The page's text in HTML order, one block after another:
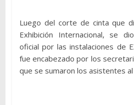
Luego del corte de cinta que
Exhibición Internacional, se
oficial por las instalaciones de
fue encabezado por los
que se sumaron los asistentes